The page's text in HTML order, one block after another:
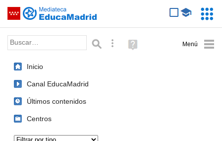
Saltar navegación
Palabra o frase: Búsqueda avanzada
Ayuda
(en
Inicio
Canal EducaMadrid
Últimos contenidos
Centros